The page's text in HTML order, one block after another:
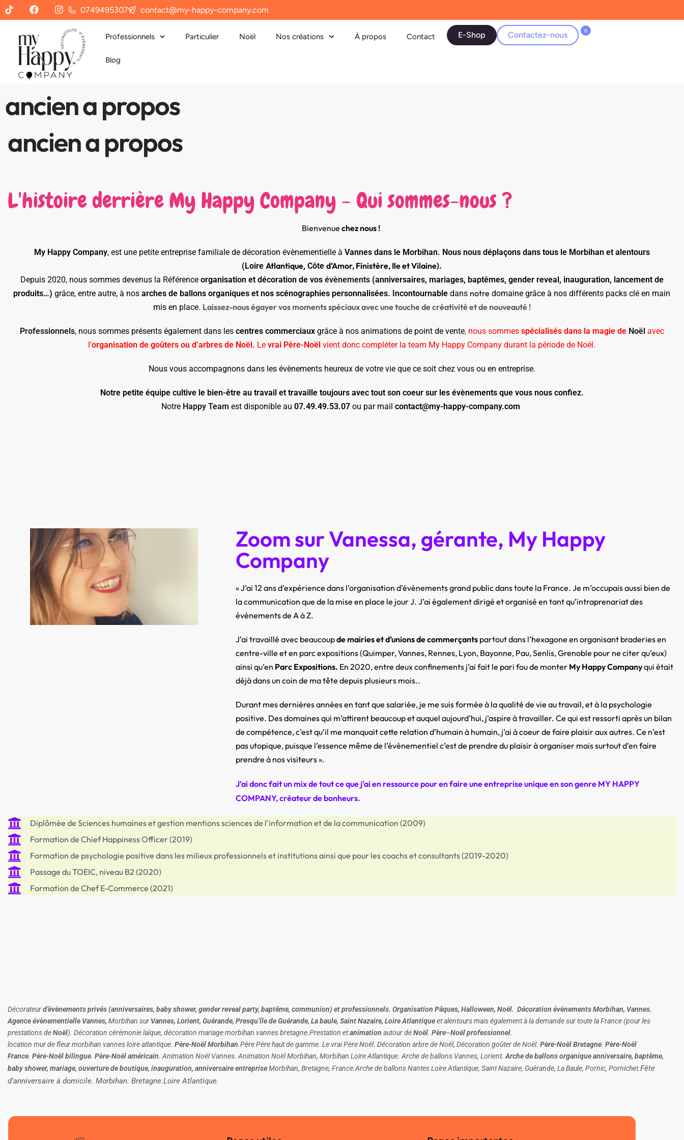
0749495307 contact@my-happy-company.com
Professionnels Particulier Noël Nos créations À propos Contact
Blog
E-Shop Contactez-nous 0
ancien a propos
ancien a propos
L'histoire derrière My Happy Company - Qui sommes-nous ?
Bienvenue chez nous !
My Happy Company, est une petite entreprise familiale de décoration évènementielle à Vannes dans le Morbihan. Nous nous déplaçons dans tous le Morbihan et alentours
(Loire Atlantique, Côte d’Amor, Finistère, Ile et Vilaine).
Depuis 2020, nous sommes devenus la Référence organisation et décoration de vos évènements(anniversaires, mariages, baptêmes, gender reveal, inauguration, lancement de
produits…) grâce, entre autre, à nos arches de ballons organiques et nos scénographies personnalisées. Incontournable dans notre domaine grâce à nos différents packs clé en main
mis en place. Laissez-nous égayer vos moments spéciaux avec une touche de créativité et de nouveauté !
Professionnels, nous sommes présents également dans les centres commerciauxgrâce à nos animations de point de vente, nous sommes spécialisés dans la magie de Noëlavec
l’organisation de goûters ou d’arbres de Noël. Le vrai Père-Noël vient donc compléter la team My Happy Company durant la période de Noël.
Nous vous accompagnons dans les évènements heureux de votre vie que ce soit chez vous ou en entreprise.
Notre petite équipe cultive le bien-être au travail et travaille toujours avec tout son coeur sur les évènements que vous nous confiez.
Notre Happy Team est disponible au 07.49.49.53.07 ou par mail contact@my-happy-company.com
Zoom sur Vanessa, gérante, My Happy
Company
« J’ai 12 ans d’expérience dans l’organisation d’évènements grand public dans toute la France. Je m’occupais aussi bien de
la communication que de la mise en place le jour J. J’ai également dirigé et organisé en tant qu’intraprenariat des
évènements de A à Z.
J’ai travaillé avec beaucoupde mairies et d’unions de commerçantspartout dans l’hexagone en organisant braderies en
centre-ville et en parc expositions (Quimper, Vannes, Rennes, Lyon, Bayonne, Pau, Senlis, Grenoble pour ne citer qu’eux)
ainsi qu’en Parc Expositions. En 2020, entre deux confinements j’ai fait le pari fou de monter My Happy Companyqui était
déjà dans un coin de ma tête depuis plusieurs mois..
Durant mes dernières années en tant que salariée, je me suis formée à la qualité de vie au travail, et à la psychologie
positive. Des domaines qui m’attirent beaucoup et auquel aujourd’hui, j’aspire à travailler. Ce qui est ressorti après un bilan
de compétence, c’est qu’il me manquait cette relation d’humain à humain, j’ai à coeur de faire plaisir aux autres. Ce n’est
pas utopique, puisque l’essence même de l’évènementiel c’est de prendre du plaisir à organiser mais surtout d’en faire
prendre à nos visiteurs ».
J’ai donc fait un mix de tout ce que j’ai en ressource pour en faire une entreprise unique en son genre MY HAPPY
COMPANY, créateur de bonheurs.
Diplômée de Sciences humaines et gestion mentions sciences de l'information et de la communication (2009)
Formation de Chief Happiness Officer (2019)
Formation de psychologie positive dans les milieux professionnels et institutions ainsi que pour les coachs et consultants (2019-2020)
Passage du TOEIC, niveau B2 (2020)
Formation de Chef E-Commerce (2021)
Décorateurd’évènementsprivés (anniversaires, baby shower, gender reveal party, baptême, communion) et professionnels. Organisation Pâques, Halloween, Noël. Décoration évènements Morbihan, Vannes.
Agence évènementielle Vannes, Morbihan sur Vannes, Lorient, Guérande, Presqu’île de Guérande, La baule, Saint Nazaire, Loire Atlantiqueet alentours mais également à la demande sur toute la France (pour les
prestations deNoël). Décoration cérémonie laïque, décoration mariage morbihan vannes bretagne.Prestation etanimation autour deNoël. Père–Noëlprofessionnel.
location mur de fleur morbihan vannes loire atlantique. Père-Noël Morbihan.Père Père haut de gamme. Le vrai Père Noël. Décoration arbre de Noël, Décoration goûter de Noël. Père-Noël Bretagne. Père-Noël
France. Père-Noël bilingue. Père-Noël américain. Animation Noël Vannes. Animation Noël Morbihan, Morbihan Loire Atlantique. Arche de ballons Vannes, Lorient. Arche de ballons organique anniversaire, baptême,
baby shower, mariage, ouverture de boutique, inauguration, anniversaire entrepriseMorbihan, Bretagne, France.Arche de ballons Nantes Loire Atlantique, Saint Nazaire, Guérande, La Baule, Pornic, Pornichet.Fête
d’anniversaire à domicile. Morbihan. Bretagne.Loire Atlantique.